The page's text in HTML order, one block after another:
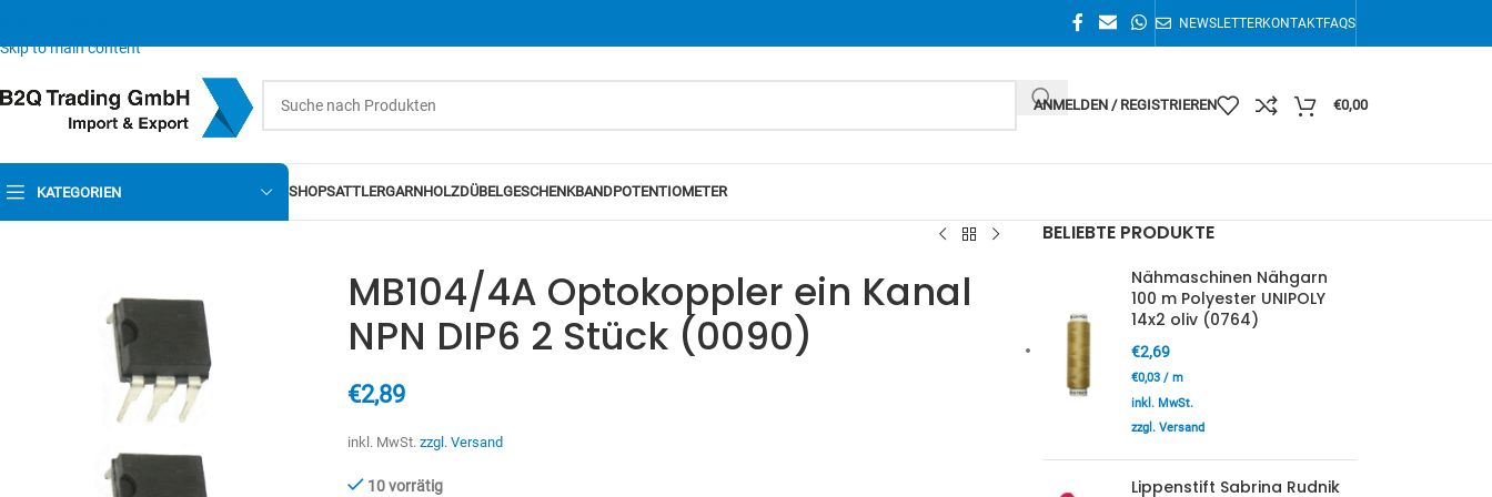
Skip to main content
NEWSLETTERKONTAKTFAQS
ANMELDEN / REGISTRIEREN €0,00
KATEGORIEN SHOPSATTLERGARNHOLZDÜBELGESCHENKBANDPOTENTIOMETER
MB104/4A Optokoppler ein Kanal
NPN DIP6 2 Stück (0090)
€2,89
inkl. MwSt. zzgl. Versand
10 vorrätig
BELIEBTE PRODUKTE
Nähmaschinen Nähgarn
100 m Polyester UNIPOLY
14x2 oliv (0764)
€2,69
€0,03/ m
inkl. MwSt.
zzgl. Versand
Lippenstift Sabrina Rudnik